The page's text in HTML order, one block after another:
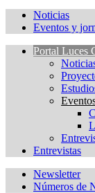
Noticias
Eventos y
Portal Luces
Entrevistas
Newsletter
Números de